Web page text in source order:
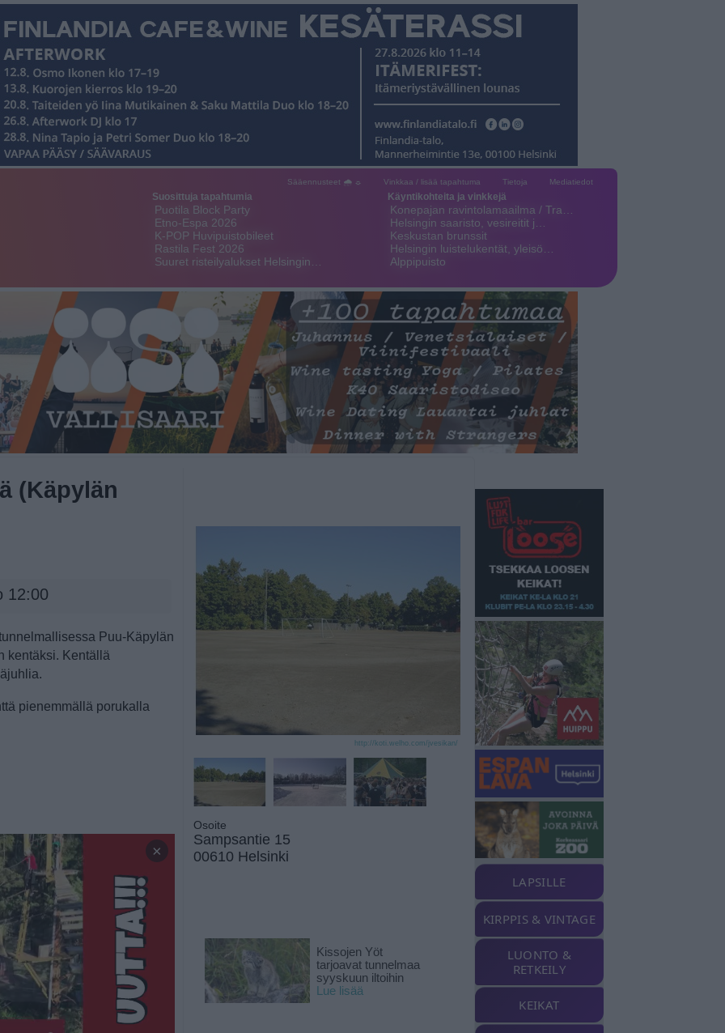
Sääennusteet 🌧 ☼ Vinkkaa / lisää tapahtuma Tietoja Mediatiedot
Suosittuja tapahtumia
Puotila Block Party
Etno-Espa 2026
K-POP Huvipuistobileet
Rastila Fest 2026
Suuret risteilyalukset Helsingin…
Käyntikohteita ja vinkkejä
Konepajan ravintolamaailma / Tra…
Helsingin saaristo, vesireitit j…
Keskustan brunssit
Helsingin luistelukentät, yleisö…
Alppipuisto
(Käpylän
12:00
Puu-Käpylän
kentäksi. Kentällä
pienemmällä porukalla
×
http://koti.welho.com/jvesikan/
Osoite
Sampsantie 15
00610 Helsinki
Kissojen Yöt
tarjoavat tunnelmaa
syyskuun iltoihin
Lue lisää
LAPSILLE
KIRPPIS & VINTAGE
LUONTO &
RETKEILY
KEIKAT